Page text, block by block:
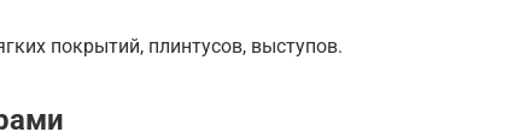
покрытий, плинтусов, выступов.